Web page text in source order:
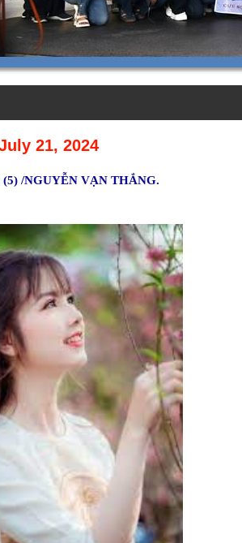
21, 2024
/NGUYỄN VẠN THẮNG.